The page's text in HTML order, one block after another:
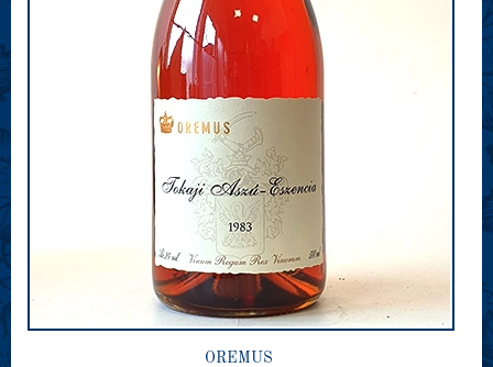
OREMUS